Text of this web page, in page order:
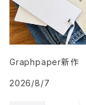
Graphpaper新作
2026/8/7